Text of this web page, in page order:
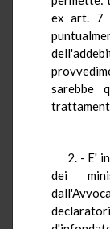
ex art. 7
sarebbe
2. - E'
dei